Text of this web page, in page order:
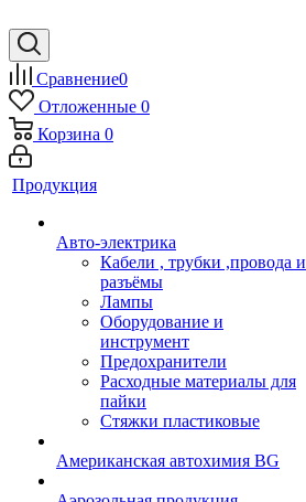
Сравнение0
Отложенные 0
Корзина 0
Продукция
Авто-электрика
Кабели , трубки ,провода и
разъёмы
Лампы
Оборудование и
инструмент
Предохранители
Расходные материалы для
пайки
Стяжки пластиковые
Американская автохимия BG